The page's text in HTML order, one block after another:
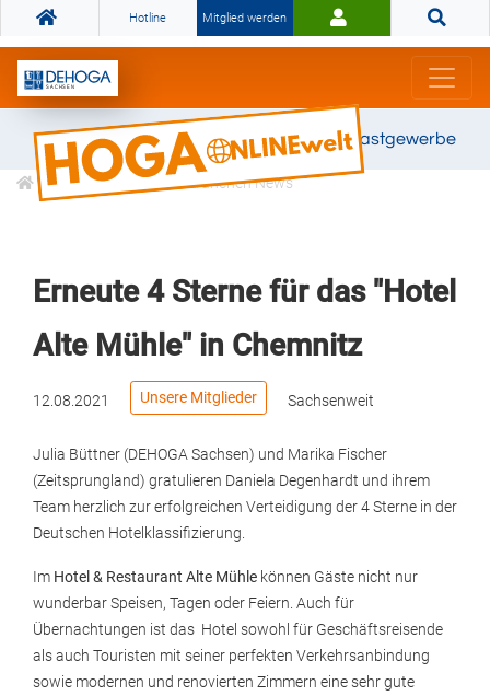
Hotline Mitglied werden
Gemeinsam stark für das Gastgewerbe
Informationen Branchen News
Erneute 4 Sterne für das "Hotel
Alte Mühle" in Chemnitz
12.08.2021 Unsere Mitglieder Sachsenweit
Julia Büttner (DEHOGA Sachsen) und Marika Fischer
(Zeitsprungland) gratulieren Daniela Degenhardt und ihrem
Team herzlich zur erfolgreichen Verteidigung der 4 Sterne in der
Deutschen Hotelklassifizierung.
Im Hotel & Restaurant Alte Mühle können Gäste nicht nur
wunderbar Speisen, Tagen oder Feiern. Auch für
Übernachtungen ist das Hotel sowohl für Geschäftsreisende
als auch Touristen mit seiner perfekten Verkehrsanbindung
sowie modernen und renovierten Zimmern eine sehr gute